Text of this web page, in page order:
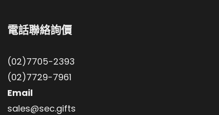
電話聯絡詢價
(02)7705-2393
(02)7729-7961
Email
sales@sec.gifts